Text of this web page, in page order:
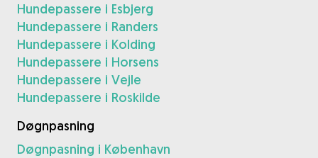
Hundepassere i Esbjerg
Hundepassere i Randers
Hundepassere i Kolding
Hundepassere i Horsens
Hundepassere i Vejle
Hundepassere i Roskilde
Døgnpasning
Døgnpasning i København